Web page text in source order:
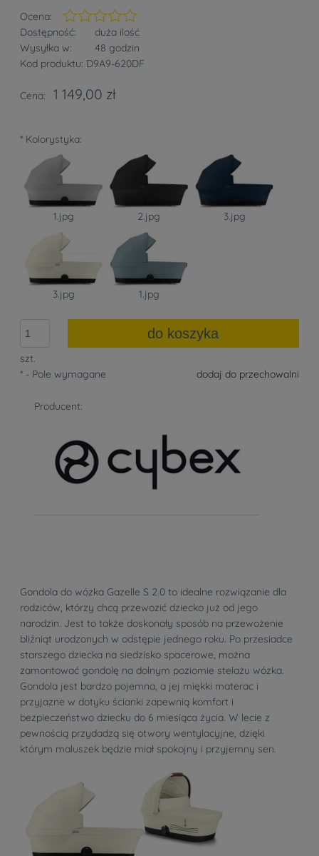
Ocena:
Dostępność:
duża ilość
Wysyłka w:
48 godzin
Kod produktu: D9A9-620DF
Cena: 1 149,00 zł
* Kolorystyka:
1.jpg 2.jpg 3.jpg
3.jpg 1.jpg
szt.
do koszyka
dodaj do przechowalni
* - Pole wymagane
Producent:
Gondola do wózka Gazelle S 2.0 to idealne rozwiązanie dla
rodziców, którzy chcą przewozić dziecko już od jego
narodzin. Jest to także doskonały sposób na przewożenie
bliźniąt urodzonych w odstępie jednego roku. Po przesiadce
starszego dziecka na siedzisko spacerowe, można
zamontować gondolę na dolnym poziomie stelażu wózka.
Gondola jest bardzo pojemna, a jej miękki materac i
przyjazne w dotyku ścianki zapewnią komfort i
bezpieczeństwo dziecku do 6 miesiąca życia. W lecie z
pewnością przydadzą się otwory wentylacyjne, dzięki
którym maluszek będzie miał spokojny i przyjemny sen.